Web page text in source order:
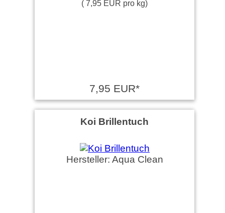
( 7,95 EUR pro kg)
7,95 EUR*
Koi Brillentuch
Hersteller: Aqua Clean